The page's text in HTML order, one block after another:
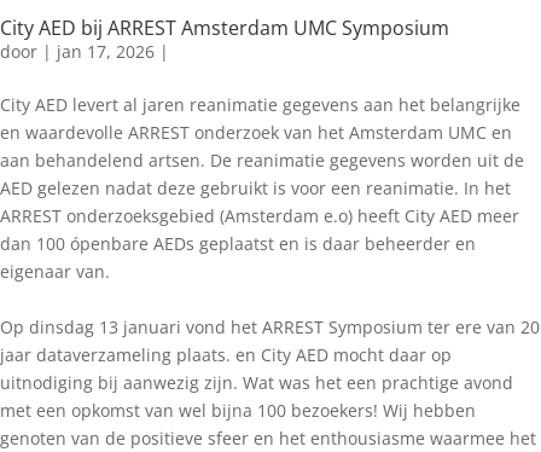
City AED bij ARREST Amsterdam UMC Symposium
door | jan 17, 2026 |
City AED levert al jaren reanimatie gegevens aan het belangrijke
en waardevolle ARREST onderzoek van het Amsterdam UMC en
aan behandelend artsen. De reanimatie gegevens worden uit de
AED gelezen nadat deze gebruikt is voor een reanimatie. In het
ARREST onderzoeksgebied (Amsterdam e.o) heeft City AED meer
dan 100 ópenbare AEDs geplaatst en is daar beheerder en
eigenaar van.
Op dinsdag 13 januari vond het ARREST Symposium ter ere van 20
jaar dataverzameling plaats. en City AED mocht daar op
uitnodiging bij aanwezig zijn. Wat was het een prachtige avond
met een opkomst van wel bijna 100 bezoekers! Wij hebben
genoten van de positieve sfeer en het enthousiasme waarmee het